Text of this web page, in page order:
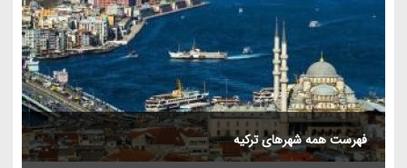
فهرست همه شهرهای ترکیه